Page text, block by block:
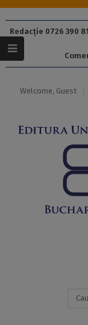
Redacție 0726 390
Welcome, Guest
Caută